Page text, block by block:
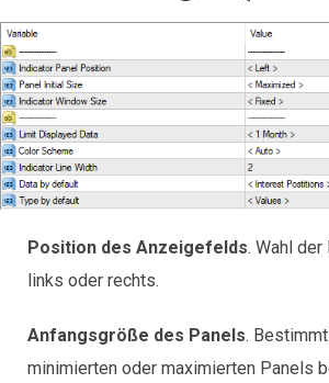
Position des Anzeigefelds. Wahl
links oder rechts.
Anfangsgröße des Panels.
minimierten oder maximierten Panels